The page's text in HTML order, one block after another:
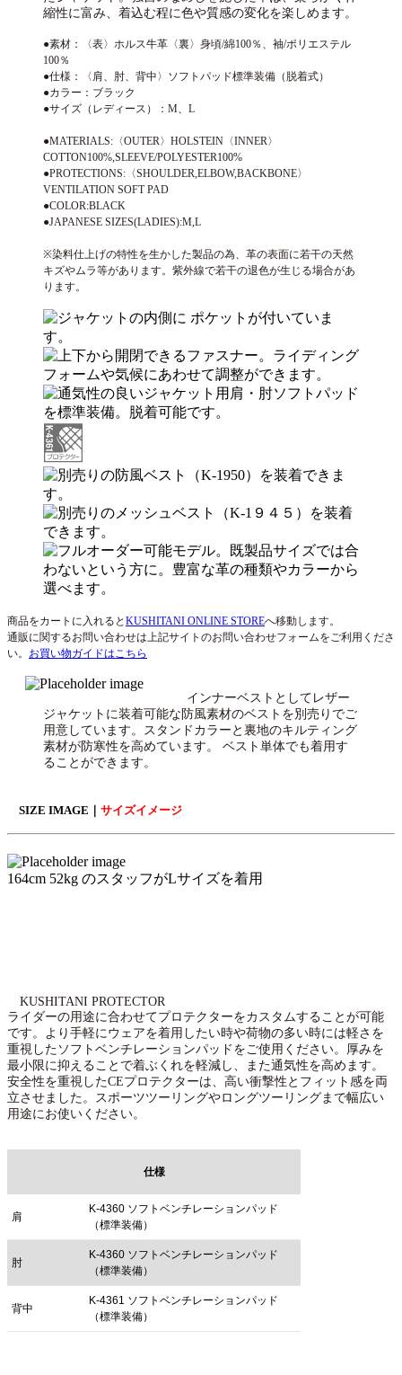
縮性に富み、着込む程に色や質感の変化を楽しめます。
●素材：〈表〉ホルス牛革〈裏〉身頃/綿100％、袖/ポリエステル
100％
●仕様：〈肩、肘、背中〉ソフトパッド標準装備（脱着式）
●カラー：ブラック
●サイズ（レディース）：M、L
●MATERIALS:〈OUTER〉HOLSTEIN〈INNER〉
COTTON100%,SLEEVE/POLYESTER100%
●PROTECTIONS:〈SHOULDER,ELBOW,BACKBONE〉
VENTILATION SOFT PAD
●COLOR:BLACK
●JAPANESE SIZES(LADIES):M,L
※染料仕上げの特性を生かした製品の為、革の表面に若干の天然
キズやムラ等があります。紫外線で若干の退色が生じる場合があ
ります。
商品をカートに入れると KUSHITANI ONLINE STOREへ移動します。
通販に関するお問い合わせは上記サイトのお問い合わせフォームをご利用くださ
い。 お買い物ガイドはこちら
インナーベストとしてレザー
ジャケットに装着可能な防風素材のベストを別売りでご
用意しています。スタンドカラーと裏地のキルティング
素材が防寒性を高めています。 ベスト単体でも着用す
ることができます。
SIZE IMAGE｜ サイズイメージ
164cm 52kg のスタッフがLサイズを着用
KUSHITANI PROTECTOR
ライダーの用途に合わせてプロテクターをカスタムすることが可能
です。より手軽にウェアを着用したい時や荷物の多い時には軽さを
重視したソフトベンチレーションパッドをご使用ください。厚みを
最小限に抑えることで着ぶくれを軽減し、また通気性を高めます。
安全性を重視したCEプロテクターは、高い衝撃性とフィット感を両
立させました。スポーツツーリングやロングツーリングまで幅広い
用途にお使いください。
仕様
肩
K-4360 ソフトベンチレーションパッド
（標準装備）
肘
K-4360 ソフトベンチレーションパッド
（標準装備）
背中
K-4361 ソフトベンチレーションパッド
（標準装備）